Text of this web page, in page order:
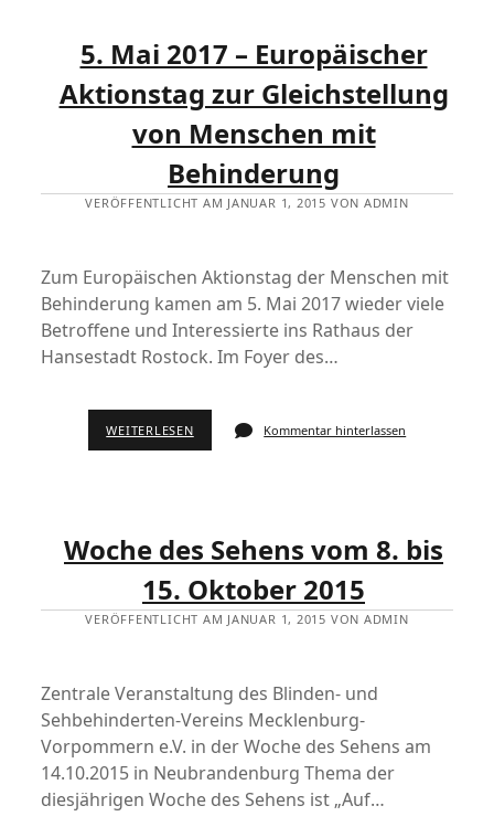
5. Mai 2017 – Europäischer
Aktionstag zur Gleichstellung
von Menschen mit
Behinderung
VERÖFFENTLICHT AM JANUAR 1, 2015 VON ADMIN
Zum Europäischen Aktionstag der Menschen mit
Behinderung kamen am 5. Mai 2017 wieder viele
Betroffene und Interessierte ins Rathaus der
Hansestadt Rostock. Im Foyer des…
WEITERLESEN Kommentar hinterlassen
Woche des Sehens vom 8. bis
15. Oktober 2015
VERÖFFENTLICHT AM JANUAR 1, 2015 VON ADMIN
Zentrale Veranstaltung des Blinden- und
Sehbehinderten-Vereins Mecklenburg-
Vorpommern e.V. in der Woche des Sehens am
14.10.2015 in Neubrandenburg Thema der
diesjährigen Woche des Sehens ist „Auf…